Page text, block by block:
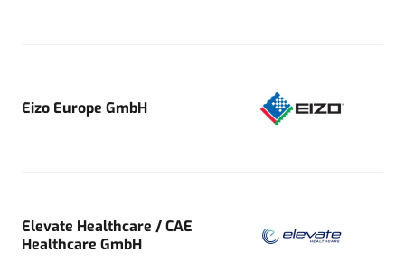
Eizo Europe GmbH
Elevate Healthcare / CAE
Healthcare GmbH